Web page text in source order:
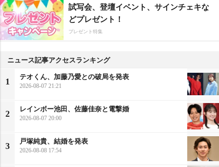
試写会、登壇イベント、サインチェキな
どプレゼント！
プレゼント特集
ニュース記事アクセスランキング
1
テオくん、加藤乃愛との破局を発表
2026-08-07 21:21
2
レインボー池田、佐藤佳奈と電撃婚
2026-08-07 20:00
3
戸塚純貴、結婚を発表
2026-08-08 17:54